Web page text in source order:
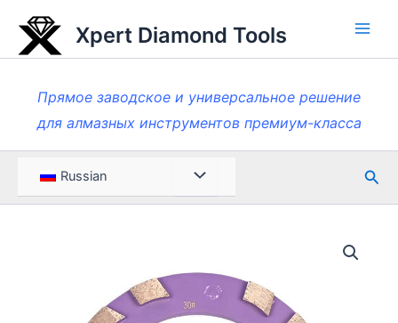
содержанию
Xpert Diamond Tools
Прямое заводское и универсальное решение
для алмазных инструментов премиум-класса
Russian Меню